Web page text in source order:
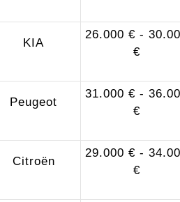
KIA
26.000 € -
€
Peugeot
31.000 € -
€
Citroën
29.000 € -
€